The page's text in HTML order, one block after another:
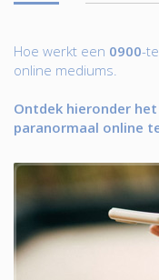
Hoe werkt een 0900-
online mediums.
Ontdek hieronder
paranormaal online